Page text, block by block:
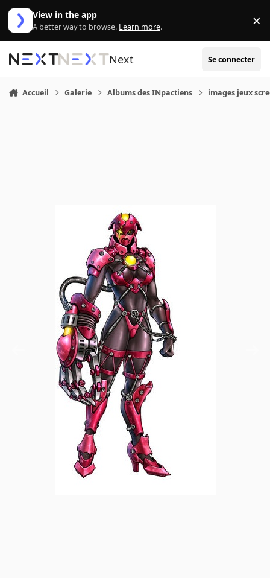
Aller au contenu
View in the app
A better way to browse. Learn more. ×
Next Se connecter
Accueil Galerie Albums des INpactiens images jeux